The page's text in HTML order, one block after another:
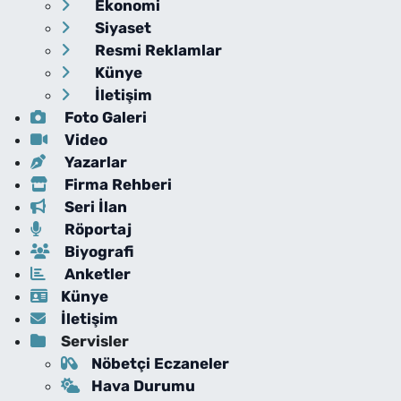
Ekonomi
Siyaset
Resmi Reklamlar
Künye
İletişim
Foto Galeri
Video
Yazarlar
Firma Rehberi
Seri İlan
Röportaj
Biyografi
Anketler
Künye
İletişim
Servisler
Nöbetçi Eczaneler
Hava Durumu